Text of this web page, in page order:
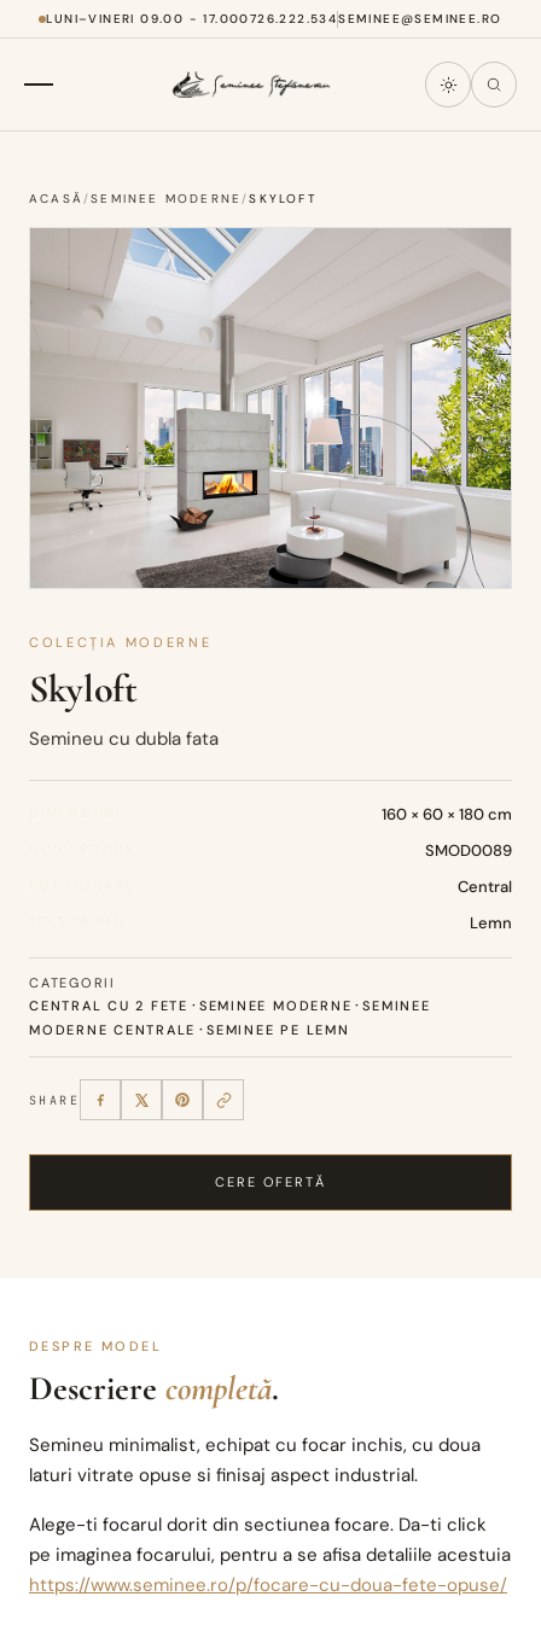
LUNI–VINERI 09.00 - 17.000726.222.534SEMINEE@SEMINEE.RO
ACASĂ/SEMINEE MODERNE/SKYLOFT
COLECȚIA MODERNE
Skyloft
Semineu cu dubla fata
160 × 60 × 180 cm
SMOD0089
Central
Lemn
CATEGORII
CENTRAL CU 2 FETE · SEMINEE MODERNE ·SEMINEE
MODERNE CENTRALE ·SEMINEE PE LEMN
SHARE
CERE OFERTĂ
DESPRE MODEL
Descriere completă.
Semineu minimalist, echipat cu focar inchis, cu doua
laturi vitrate opuse si finisaj aspect industrial.
Alege-ti focarul dorit din sectiunea focare. Da-ti click
pe imaginea focarului, pentru a se afisa detaliile acestuia
https://www.seminee.ro/p/focare-cu-doua-fete-opuse/